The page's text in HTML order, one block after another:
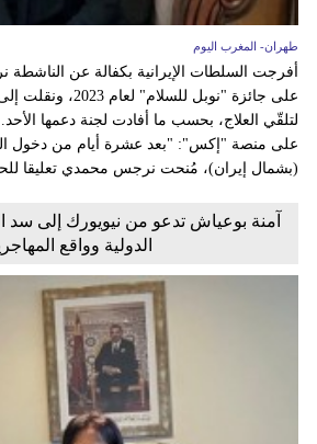
طهران- المغرب اليوم
أفرجت السلطات الإيرانية بكفالة عن
على جائزة "نوبل
لتلقّي العلاج، بحسب ما أفادت لجنة دعمها
على منصة "إكس": "بعد عشرة أيام من دخول
(بشمال إيران)، مُنحت نرجس محمدي تعليقا
آمنة بوعياش تدعو من نيويورك إلى سد
الدولية وواقع